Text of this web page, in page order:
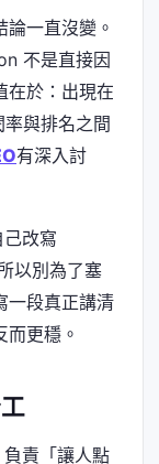
一直沒變。
不是直接因
在於：出現在
與排名之間
有深入討
改寫
以別為了塞
一段真正講清
更穩。
責「讓人點